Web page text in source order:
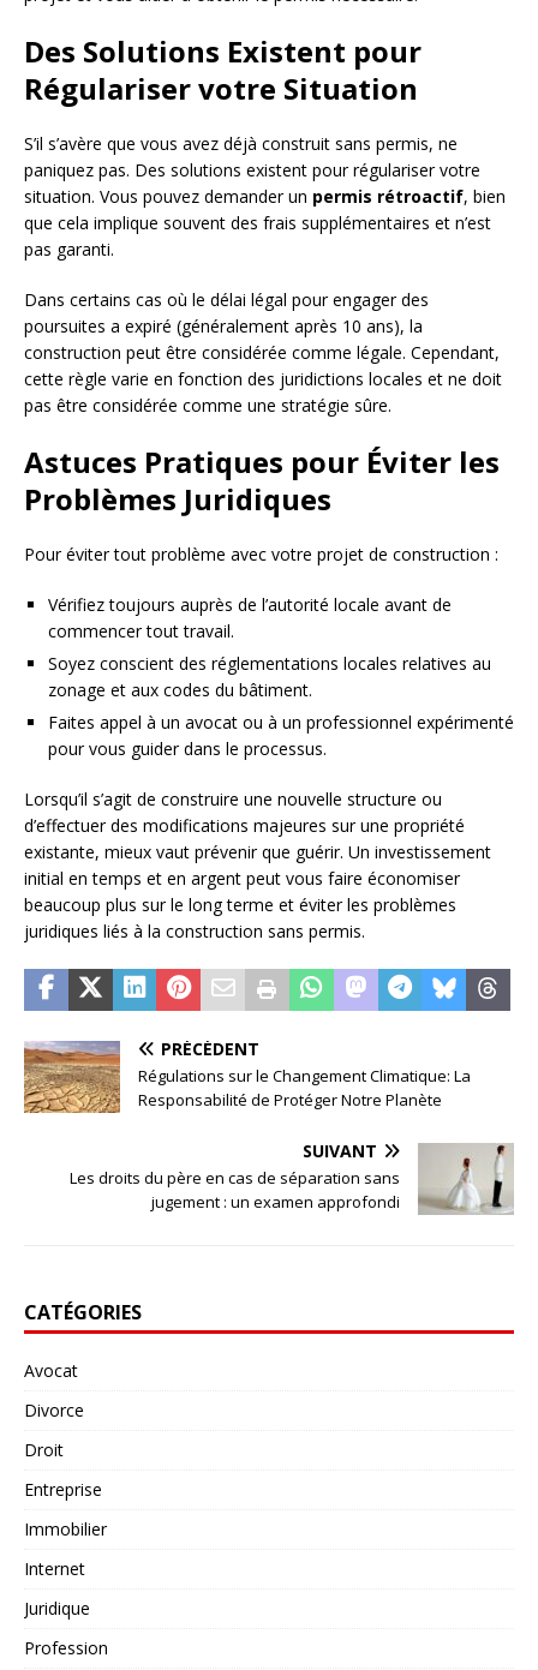
Des Solutions Existent pour
Régulariser votre Situation
S’il s’avère que vous avez déjà construit sans permis, ne
paniquez pas. Des solutions existent pour régulariser votre
situation. Vous pouvez demander un permis rétroactif, bien
que cela implique souvent des frais supplémentaires et n’est
pas garanti.
Dans certains cas où le délai légal pour engager des
poursuites a expiré (généralement après 10 ans), la
construction peut être considérée comme légale. Cependant,
cette règle varie en fonction des juridictions locales et ne doit
pas être considérée comme une stratégie sûre.
Astuces Pratiques pour Éviter les
Problèmes Juridiques
Pour éviter tout problème avec votre projet de construction :
Vérifiez toujours auprès de l’autorité locale avant de
commencer tout travail.
Soyez conscient des réglementations locales relatives au
zonage et aux codes du bâtiment.
Faites appel à un avocat ou à un professionnel expérimenté
pour vous guider dans le processus.
Lorsqu’il s’agit de construire une nouvelle structure ou
d’effectuer des modifications majeures sur une propriété
existante, mieux vaut prévenir que guérir. Un investissement
initial en temps et en argent peut vous faire économiser
beaucoup plus sur le long terme et éviter les problèmes
juridiques liés à la construction sans permis.
PRÉCÉDENT
Régulations sur le Changement Climatique: La
Responsabilité de Protéger Notre Planète
SUIVANT
Les droits du père en cas de séparation sans
jugement : un examen approfondi
CATÉGORIES
Avocat
Divorce
Droit
Entreprise
Immobilier
Internet
Juridique
Profession